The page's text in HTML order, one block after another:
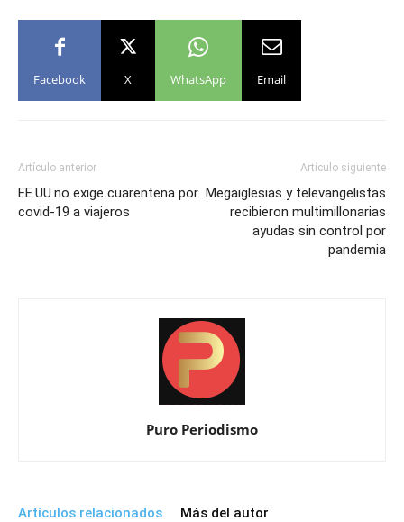
Facebook X WhatsApp Email
Artículo anterior
EE.UU.no exige cuarentena por
covid-19 a viajeros
Artículo siguiente
Megaiglesias y televangelistas
recibieron multimillonarias
ayudas sin control por
pandemia
Puro Periodismo
Artículos relacionados Más del autor